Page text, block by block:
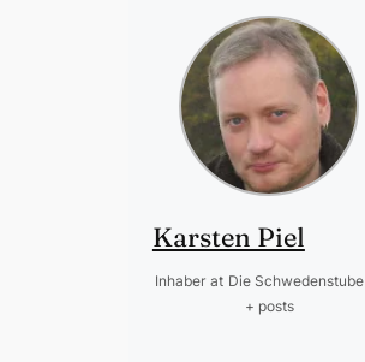
Karsten Piel
Inhaber at Die Schwedenstube
+ posts